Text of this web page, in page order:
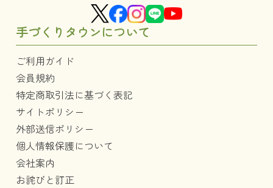
手づくりタウンについて
ご利用ガイド
会員規約
特定商取引法に基づく表記
サイトポリシー
外部送信ポリシー
個人情報保護について
会社案内
お詫びと訂正